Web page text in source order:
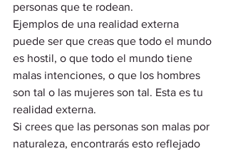
personas que te rodean.
Ejemplos de una realidad externa
puede ser que creas que todo el mundo
es hostil, o que todo el mundo tiene
malas intenciones, o que los hombres
son tal o las mujeres son tal. Esta es tu
realidad externa.
Si crees que las personas son malas por
naturaleza, encontrarás esto reflejado